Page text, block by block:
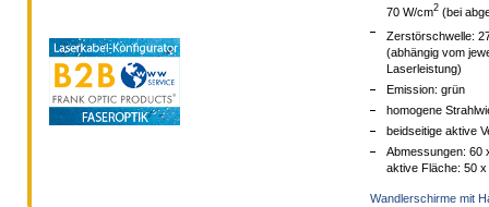
70 W/cm2 (bei
Zerstörschwelle:
(abhängig vom
Laserleistung)
Emission: grün
homogene
beidseitige aktive
Abmessungen: 60
aktive Fläche: 50
Wandlerschirme mit